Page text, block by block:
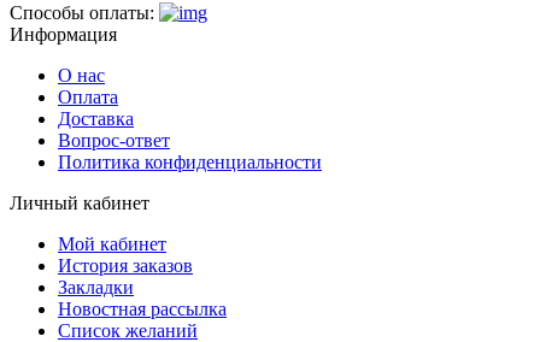
Способы оплаты:
Информация
О нас
Оплата
Доставка
Вопрос-ответ
Политика конфиденциальности
Личный кабинет
Мой кабинет
История заказов
Закладки
Новостная рассылка
Список желаний